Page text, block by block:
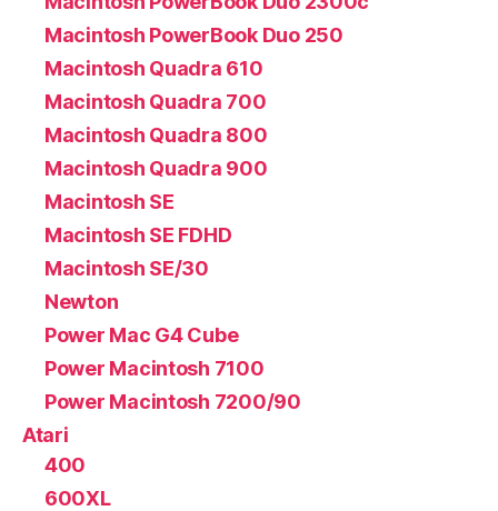
Macintosh PowerBook Duo 250
Macintosh Quadra 610
Macintosh Quadra 700
Macintosh Quadra 800
Macintosh Quadra 900
Macintosh SE
Macintosh SE FDHD
Macintosh SE/30
Newton
Power Mac G4 Cube
Power Macintosh 7100
Power Macintosh 7200/90
Atari
400
600XL